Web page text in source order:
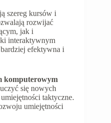
szereg kursów i
rozwijać
jak i
interaktywnym
efektywna i
komputerowym
się nowych
taktyczne.
umiejętności